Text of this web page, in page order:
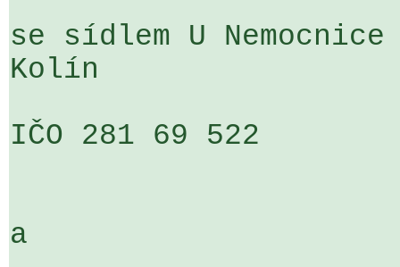
se sídlem U
Kolín
IČO 281 69 522
a